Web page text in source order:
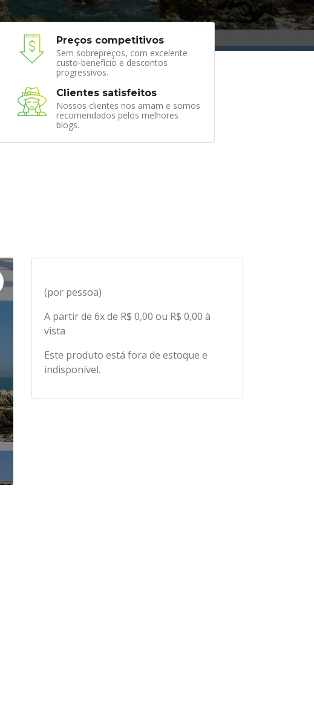
Preços competitivos
Sem sobrepreços, com excelente
custo-benefício e descontos
progressivos.
Clientes satisfeitos
Nossos clientes nos amam e somos
recomendados pelos melhores
blogs.
(por pessoa)
A partir de 6x de R$ 0,00 ou R$ 0,00 à
vista
Este produto está fora de estoque e
indisponível.